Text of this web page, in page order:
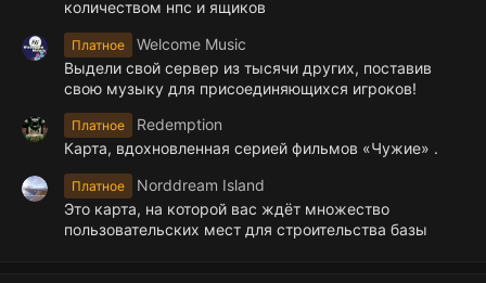
количеством нпс и ящиков
Платное
Welcome Music
Выдели свой сервер из тысячи других, поставив
свою музыку для присоединяющихся игроков!
Платное
Redemption
Карта, вдохновленная серией фильмов «Чужие» .
Платное
Norddream Island
Это карта, на которой вас ждёт множество
пользовательских мест для строительства базы